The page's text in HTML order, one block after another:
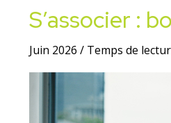
S’associer :
Juin 2026 / Temps de